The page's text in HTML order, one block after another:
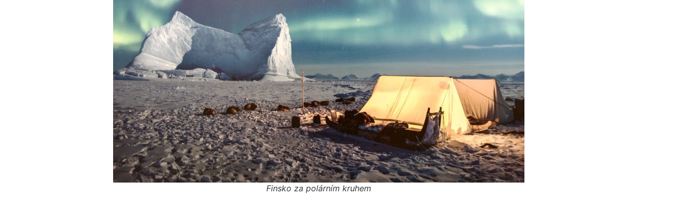
Finsko za polárním kruhem